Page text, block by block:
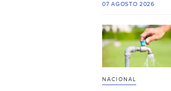
07 AGOSTO 2026
NACIONAL